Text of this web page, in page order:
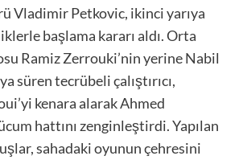
Vladimir Petkovic, ikinci yarıya
başlama kararı aldı. Orta
Ramiz Zerrouki’nin yerine Nabil
süren tecrübeli çalıştırıcı,
kenara alarak Ahmed
hattını zenginleştirdi. Yapılan
sahadaki oyunun çehresini